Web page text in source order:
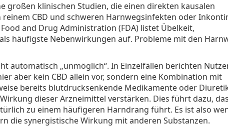
großen klinischen Studien, die einen direkten kausalen
CBD und schweren Harnwegsinfekten oder
and Drug Administration (FDA) listet Übelkeit,
häufigste Nebenwirkungen auf. Probleme mit den
automatisch „unmöglich“. In Einzelfällen berichten
aber kein CBD allein vor, sondern eine Kombination mit
bereits blutdrucksenkende Medikamente oder
dieser Arzneimittel verstärken. Dies führt dazu,
zu einem häufigeren Harndrang führt. Es ist also
die synergistische Wirkung mit anderen Substanzen.